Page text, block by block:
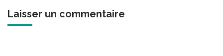
Laisser un commentaire